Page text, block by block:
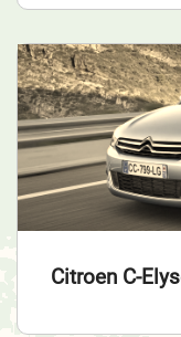
Citroen C-